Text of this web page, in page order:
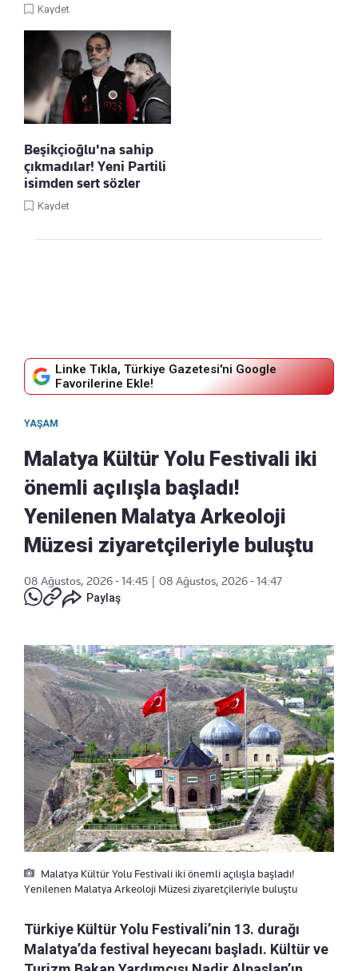
Kaydet
Beşikçioğlu'na sahip
çıkmadılar! Yeni Partili
isimden sert sözler
Kaydet
Linke Tıkla, Türkiye Gazetesi'ni Google
Favorilerine Ekle!
YAŞAM
Malatya Kültür Yolu Festivali iki
önemli açılışla başladı!
Yenilenen Malatya Arkeoloji
Müzesi ziyaretçileriyle buluştu
08 Ağustos, 2026 - 14:45
08 Ağustos, 2026 - 14:47
Paylaş
Malatya Kültür Yolu Festivali iki önemli açılışla başladı!
Yenilenen Malatya Arkeoloji Müzesi ziyaretçileriyle buluştu
Türkiye Kültür Yolu Festivali’nin 13. durağı
Malatya’da festival heyecanı başladı. Kültür ve